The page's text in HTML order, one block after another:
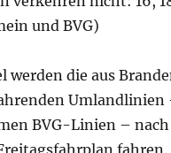
und BVG)
werden die aus
Umlandlinien
BVG-Linien –